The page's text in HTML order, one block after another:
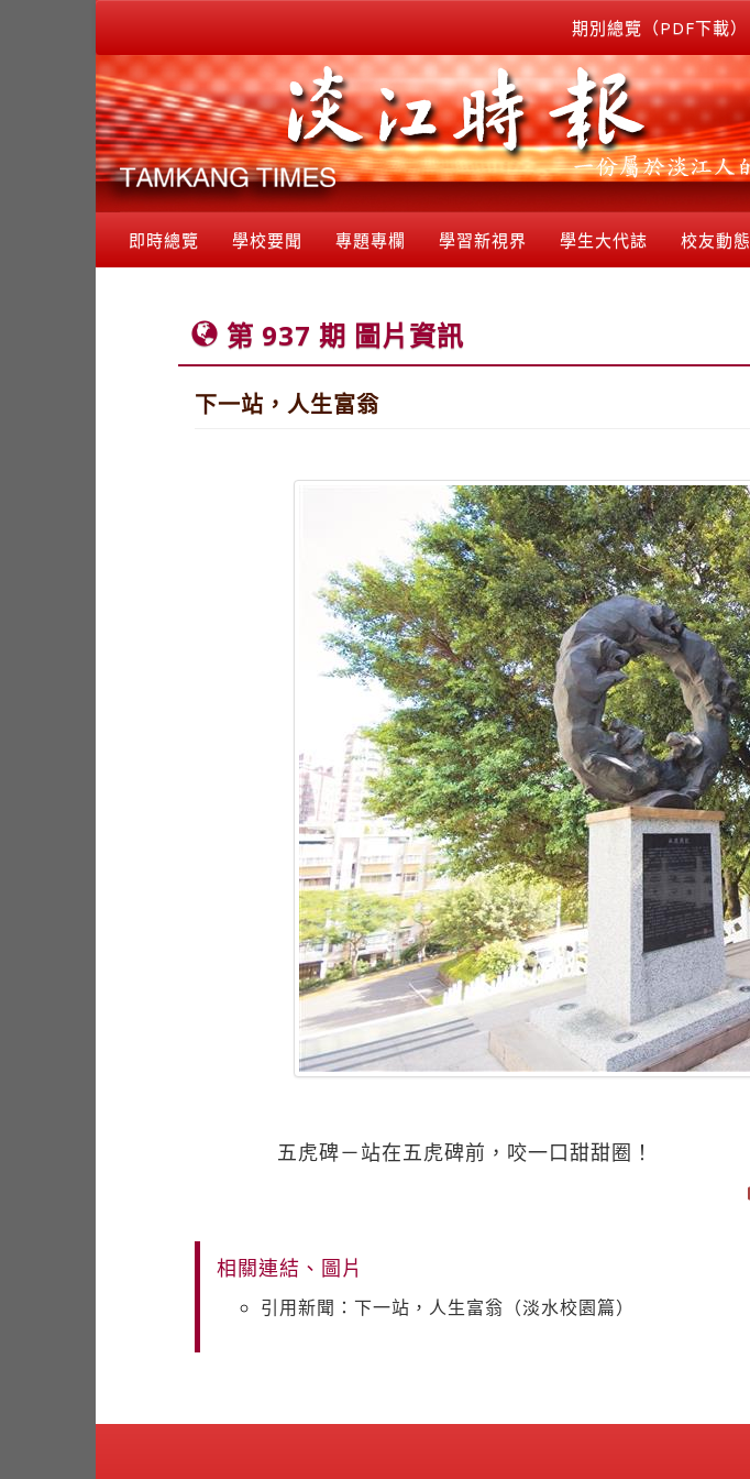
期別總覽（PDF下載）
即時總覽 學校要聞 專題專欄 學習新視界 學生大代誌 校友動態
第 937 期 圖片資訊
下一站，人生富翁
五虎碑－站在五虎碑前，咬一口甜甜圈！
相關連結、圖片
引用新聞：下一站，人生富翁（淡水校園篇）